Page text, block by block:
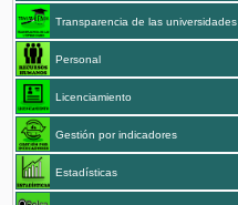
Transparencia de las universidades
Personal
Licenciamiento
Gestión por indicadores
Estadísticas